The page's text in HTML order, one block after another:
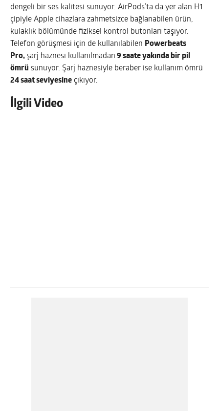
dengeli bir ses kalitesi sunuyor. AirPods’ta da yer alan H1
çipiyle Apple cihazlara zahmetsizce bağlanabilen ürün,
kulaklık bölümünde fiziksel kontrol butonları taşıyor.
Telefon görüşmesi için de kullanılabilen Powerbeats
Pro, şarj haznesi kullanılmadan 9 saate yakında bir pil
ömrü sunuyor. Şarj haznesiyle beraber ise kullanım ömrü
24 saat seviyesine çıkıyor.
İlgili Video